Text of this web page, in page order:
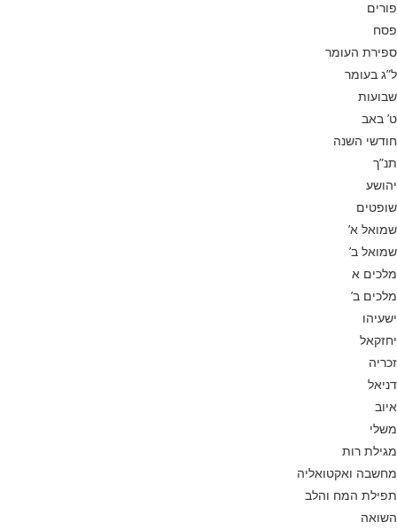
פורים
פסח
ספירת העומר
ל”ג בעומר
שבועות
ט’ באב
חודשי השנה
תנ”ך
יהושע
שופטים
שמואל א’
שמואל ב’
מלכים א
מלכים ב’
ישעיהו
יחזקאל
זכריה
דניאל
איוב
משלי
מגילת רות
מחשבה ואקטואליה
תפילת המח והלב
השואה